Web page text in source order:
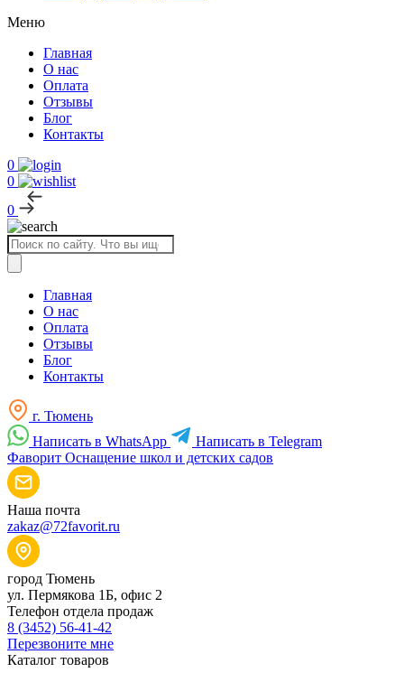
Меню
Главная
О нас
Оплата
Отзывы
Блог
Контакты
0
0
0
Поиск
товаров
Главная
О нас
Оплата
Отзывы
Блог
Контакты
г. Тюмень
Написать в WhatsApp
Написать в Telegram
Фаворит Оснащение школ и детских садов
Наша почта
zakaz@72favorit.ru
город Тюмень
ул. Пермякова 1Б, офис 2
Телефон отдела продаж
8 (3452) 56-41-42
Перезвоните мне
Каталог товаров